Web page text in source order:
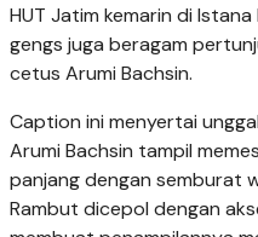
HUT Jatim kemarin di
gengs juga beragam
cetus Arumi Bachsin.
Caption ini menyertai
Arumi Bachsin tampil
panjang dengan semburat
Rambut dicepol dengan